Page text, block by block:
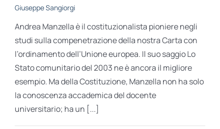
Giuseppe Sangiorgi
Andrea Manzella è il costituzionalista pioniere negli
studi sulla compenetrazione della nostra Carta con
l’ordinamento dell’Unione europea. Il suo saggio Lo
Stato comunitario del 2003 ne è ancora il migliore
esempio. Ma della Costituzione, Manzella non ha solo
la conoscenza accademica del docente
universitario; ha un [...]